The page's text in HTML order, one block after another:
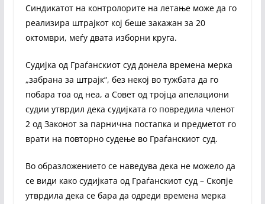
Синдикатот на контролорите на летање може да го
реализира штрајкот кој беше закажан за 20
октомври, меѓу двата изборни круга.
Судијка од Граѓанскиот суд донела времена мерка
„забрана за штрајк“, без некој во тужбата да го
побара тоа од неа, а Совет од тројца апелациони
судии утврдил дека судијката го повредила членот
2 од Законот за парнична постапка и предметот го
врати на повторно судење во Граѓанскиот суд.
Во образложението се наведува дека не можело да
се види како судијката од Граѓанскиот суд – Скопје
утврдила дека се бара да одреди времена мерка